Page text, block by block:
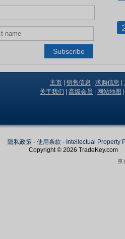
主页| 销售信息 求购信息
关于我们
高级会员 网站地图
隐私政策 - 使用条款 - Intellectual Property
Copyright © 2026 TradeKey.com